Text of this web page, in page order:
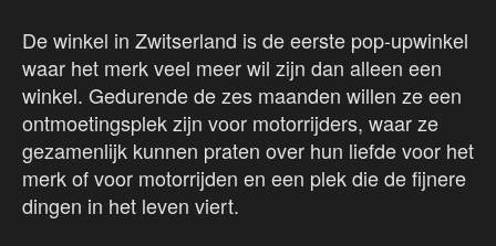
De winkel in Zwitserland is de eerste pop-upwinkel
waar het merk veel meer wil zijn dan alleen een
winkel. Gedurende de zes maanden willen ze een
ontmoetingsplek zijn voor motorrijders, waar ze
gezamenlijk kunnen praten over hun liefde voor het
merk of voor motorrijden en een plek die de fijnere
dingen in het leven viert.